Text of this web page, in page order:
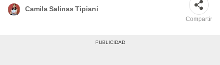
Camila Salinas Tipiani
Compartir